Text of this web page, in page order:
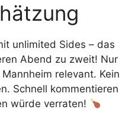
unlimited Sides – das
Abend zu zweit! Nur
relevant. Kein
Schnell kommentieren
würde verraten!